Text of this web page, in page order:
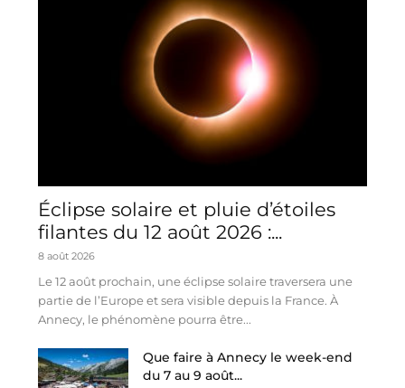
Éclipse solaire et pluie d’étoiles
filantes du 12 août 2026 :...
8 août 2026
Le 12 août prochain, une éclipse solaire traversera une
partie de l’Europe et sera visible depuis la France. À
Annecy, le phénomène pourra être...
Que faire à Annecy le week-end
du 7 au 9 août...